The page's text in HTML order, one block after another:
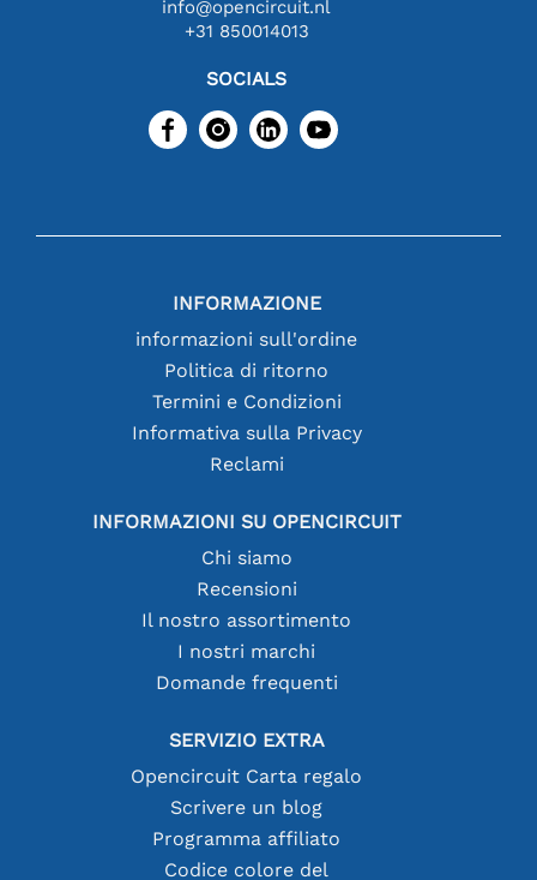
info@opencircuit.nl
+31 850014013
SOCIALS
INFORMAZIONE
informazioni sull'ordine
Politica di ritorno
Termini e Condizioni
Informativa sulla Privacy
Reclami
INFORMAZIONI SU OPENCIRCUIT
Chi siamo
Recensioni
Il nostro assortimento
I nostri marchi
Domande frequenti
SERVIZIO EXTRA
Opencircuit Carta regalo
Scrivere un blog
Programma affiliato
Codice colore del